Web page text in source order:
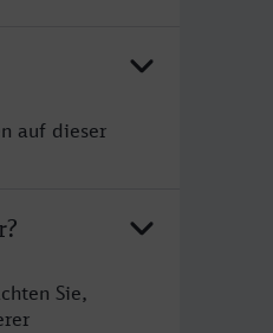
auf dieser
Sie,